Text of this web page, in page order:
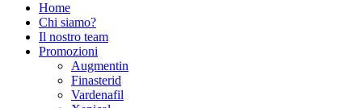
Home
Chi siamo?
Il nostro team
Promozioni
Augmentin
Finasterid
Vardenafil